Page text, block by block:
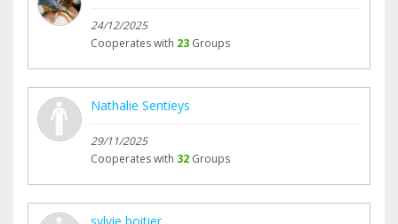
24/12/2025
Cooperates with 23 Groups
Nathalie Sentieys
29/11/2025
Cooperates with 32 Groups